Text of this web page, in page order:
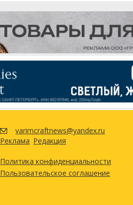
varimcraftnews@yandex.ru
Реклама Редакция
Политика конфиденциальности
Пользовательское соглашение